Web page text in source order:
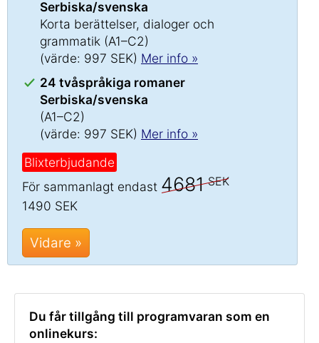
Serbiska/svenska
Korta berättelser, dialoger och
grammatik (A1–C2)
(värde: 997 SEK) Mer info »
24 tvåspråkiga romaner
Serbiska/svenska
(A1–C2)
(värde: 997 SEK) Mer info »
Blixterbjudande
För sammanlagt endast 4681SEK
1490 SEK
Vidare »
Du får tillgång till programvaran som en
onlinekurs: